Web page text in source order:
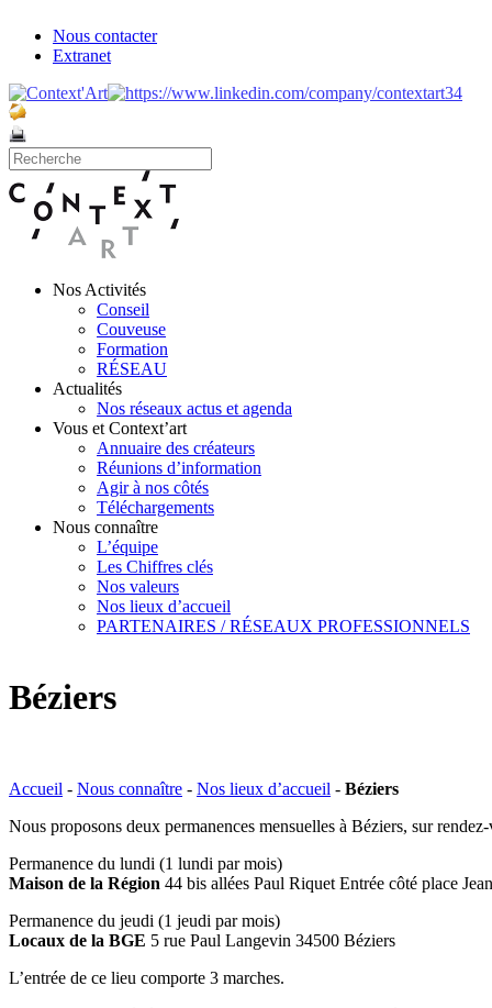
Nous contacter
Extranet
Nos Activités
Conseil
Couveuse
Formation
RÉSEAU
Actualités
Nos réseaux actus et agenda
Vous et Context’art
Annuaire des créateurs
Réunions d’information
Agir à nos côtés
Téléchargements
Nous connaître
L’équipe
Les Chiffres clés
Nos valeurs
Nos lieux d’accueil
PARTENAIRES / RÉSEAUX PROFESSIONNELS
Béziers
Accueil - Nous connaître - Nos lieux d’accueil - Béziers
Nous proposons deux permanences mensuelles à Béziers, sur
Permanence du lundi (1 lundi par mois)
Maison de la Région 44 bis allées Paul Riquet Entrée côté place
Permanence du jeudi (1 jeudi par mois)
Locaux de la BGE 5 rue Paul Langevin 34500 Béziers
L’entrée de ce lieu comporte 3 marches.